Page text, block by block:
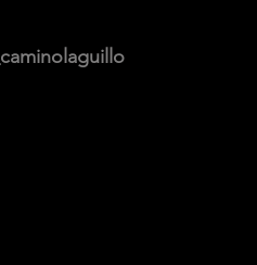
_caminolaguillo